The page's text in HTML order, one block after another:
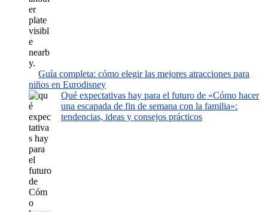
Guía completa: cómo elegir las mejores atracciones para
niños en Eurodisney
Qué expectativas hay para el futuro de «Cómo hacer
una escapada de fin de semana con la familia»:
tendencias, ideas y consejos prácticos